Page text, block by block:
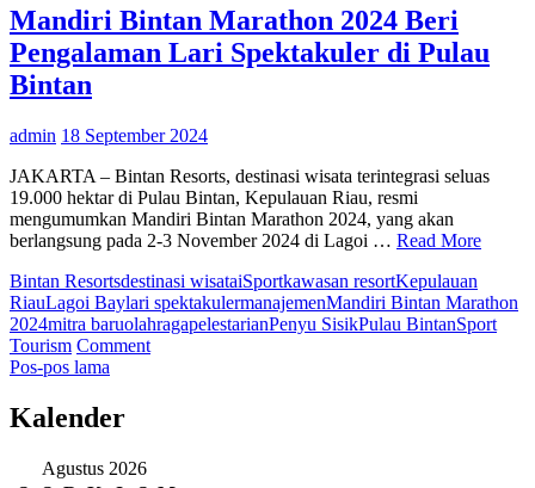
Inklusivitas
melalui
Peparnas
di
Mandiri Bintan Marathon 2024 Beri
Pengalaman Lari Spektakuler di Pulau
Bintan
admin 18 September 2024
JAKARTA – Bintan Resorts, destinasi wisata terintegrasi seluas
19.000 hektar di Pulau Bintan, Kepulauan Riau, resmi
mengumumkan Mandiri Bintan Marathon 2024, yang akan
berlangsung pada 2-3 November 2024 di Lagoi … Read More
Bintan Resortsdestinasi wisataiSportkawasan resortKepulauan
RiauLagoi Baylari spektakulermanajemenMandiri Bintan Marathon
2024mitra baruolahragapelestarianPenyu SisikPulau BintanSport
Tourism Commenton
Navigasi
pos
Pos-pos lama
Kalender
Agustus 2026